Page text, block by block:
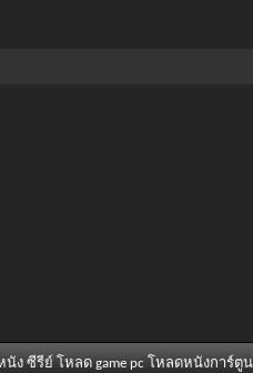
นัง ซีรีย์ โหลด game pc โหลดหนังการ์ตู